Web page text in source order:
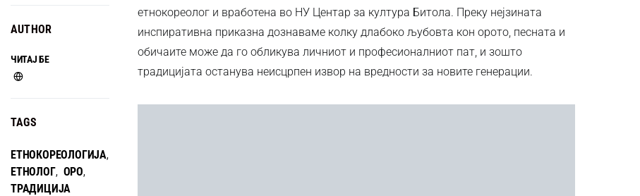
AUTHOR
ЧИТАЈ БЕ
TAGS
ЕТНОКОРЕОЛОГИЈА,
ЕТНОЛОГ, ОРО,
ТРАДИЦИЈА
етнокореолог и вработена во НУ Центар за култура Битола. Преку нејзината
инспиративна приказна дознаваме колку длабоко љубовта кон орото, песната и
обичаите може да го обликува личниот и професионалниот пат, и зошто
традицијата останува неисцрпен извор на вредности за новите генерации.